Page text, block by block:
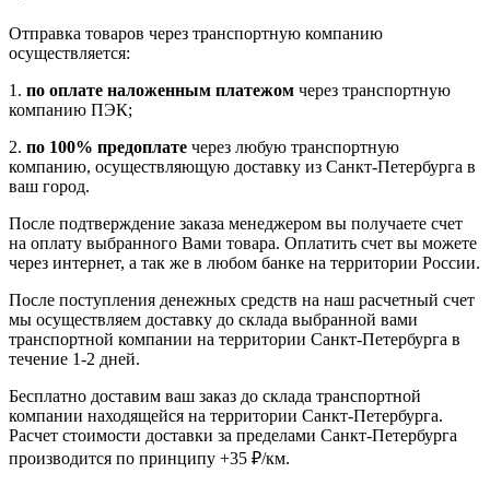
Отправка товаров через транспортную компанию
осуществляется:
1. по оплате наложенным платежом через транспортную
компанию ПЭК;
2. по 100% предоплате через любую транспортную
компанию, осуществляющую доставку из Санкт-Петербурга в
ваш город.
После подтверждение заказа менеджером вы получаете счет
на оплату выбранного Вами товара. Оплатить счет вы можете
через интернет, а так же в любом банке на территории России.
После поступления денежных средств на наш расчетный счет
мы осуществляем доставку до склада выбранной вами
транспортной компании на территории Санкт-Петербурга в
течение 1-2 дней.
Бесплатно доставим ваш заказ до склада транспортной
компании находящейся на территории Санкт-Петербурга.
Расчет стоимости доставки за пределами Санкт-Петербурга
производится по принципу +35 ₽/км.